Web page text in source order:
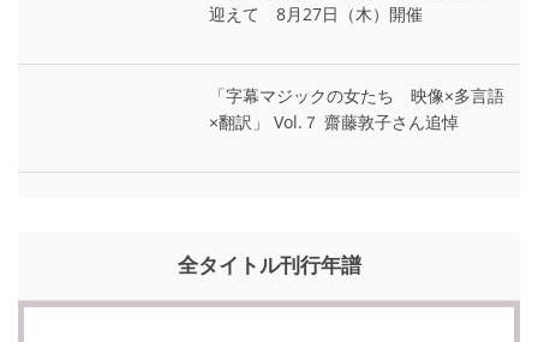
迎えて 8月27日（木）開催
「字幕マジックの女たち 映像×多言語
×翻訳」 Vol.７ 齋藤敦子さん追悼
全タイトル刊行年譜